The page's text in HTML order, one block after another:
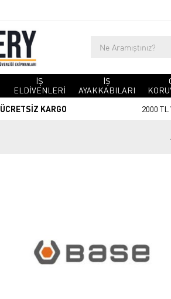
İŞ
ELDİVENLERİ
İŞ
AYAKKABILARI
ÜCRETSİZ KARGO 2000